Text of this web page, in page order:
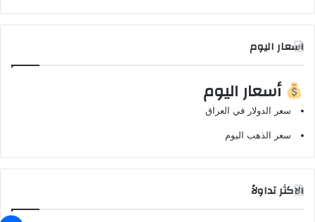
اسعار اليوم
أسعار اليوم
سعر الدولار في العراق
سعر الذهب اليوم
الاكثر تداولاً